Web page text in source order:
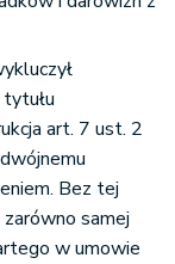
art. 7 ust. 2
Bez tej
samej
w umowie